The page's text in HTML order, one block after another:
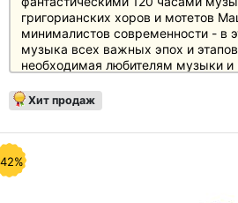
григорианских хоров и мотетов
минималистов современности - в
музыка всех важных эпох и
необходимая любителям музыки и
классиками и романтиками, а
представлен в боксе не менее чем
полноцветный буклет с новым эссе
и музыкального критика Джереми
краткими биографическими
Хит продаж